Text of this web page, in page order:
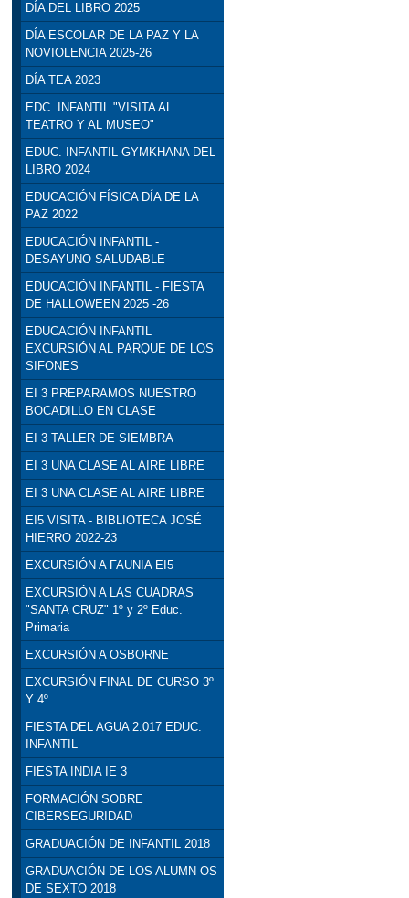
DÍA DEL LIBRO 2025
DÍA ESCOLAR DE LA PAZ Y LA
NOVIOLENCIA 2025-26
DÍA TEA 2023
EDC. INFANTIL "VISITA AL
TEATRO Y AL MUSEO"
EDUC. INFANTIL GYMKHANA DEL
LIBRO 2024
EDUCACIÓN FÍSICA DÍA DE LA
PAZ 2022
EDUCACIÓN INFANTIL -
DESAYUNO SALUDABLE
EDUCACIÓN INFANTIL - FIESTA
DE HALLOWEEN 2025 -26
EDUCACIÓN INFANTIL
EXCURSIÓN AL PARQUE DE LOS
SIFONES
EI 3 PREPARAMOS NUESTRO
BOCADILLO EN CLASE
EI 3 TALLER DE SIEMBRA
EI 3 UNA CLASE AL AIRE LIBRE
EI 3 UNA CLASE AL AIRE LIBRE
EI5 VISITA - BIBLIOTECA JOSÉ
HIERRO 2022-23
EXCURSIÓN A FAUNIA EI5
EXCURSIÓN A LAS CUADRAS
"SANTA CRUZ" 1º y 2º Educ.
Primaria
EXCURSIÓN A OSBORNE
EXCURSIÓN FINAL DE CURSO 3º
Y 4º
FIESTA DEL AGUA 2.017 EDUC.
INFANTIL
FIESTA INDIA IE 3
FORMACIÓN SOBRE
CIBERSEGURIDAD
GRADUACIÓN DE INFANTIL 2018
GRADUACIÓN DE LOS ALUMN OS
DE SEXTO 2018